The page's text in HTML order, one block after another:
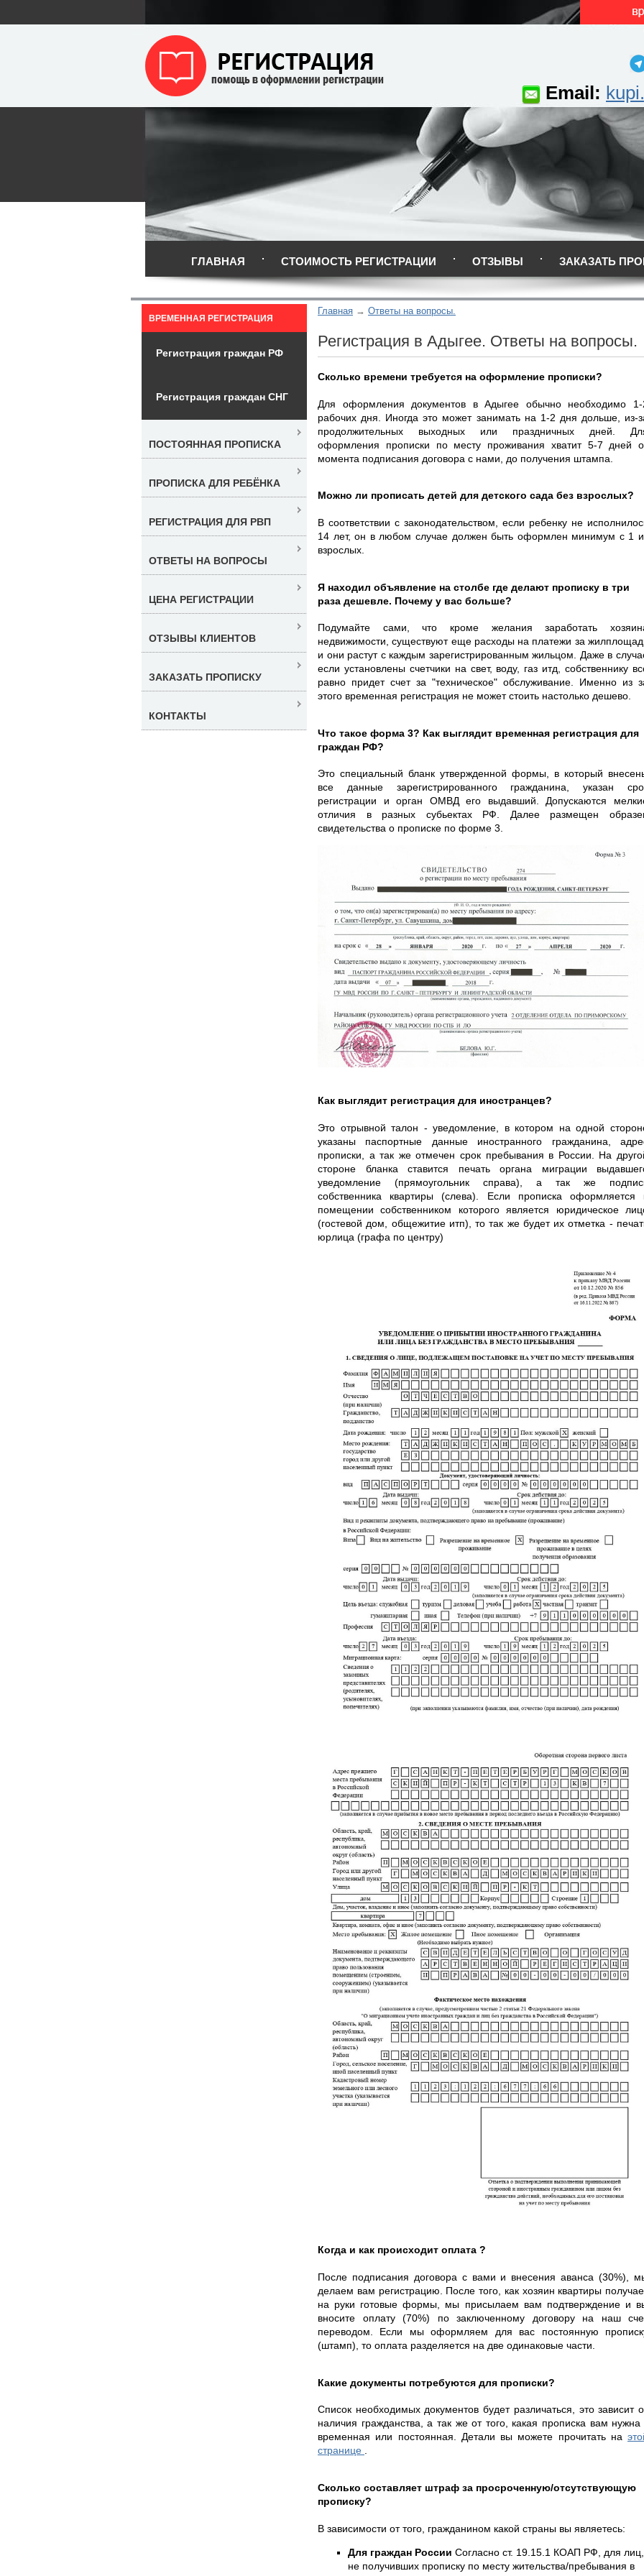
Email:
ГЛАВНАЯ СТОИМОСТЬ РЕГИСТРАЦИИ ОТЗЫВЫ ЗАКАЗАТЬ
Главная Ответы на вопросы.
Регистрация в Адыгее. Ответы на вопросы.
Сколько времени требуется на оформление прописки?
Для оформления документов в Адыгее обычно необходимо 1-
рабочих дня. Иногда это может занимать на 1-2 дня дольше, из-
продолжительных выходных или праздничных дней.
оформления прописки по месту проживания хватит 5-7 дней
момента подписания договора с нами, до получения штампа.
Можно ли прописать детей для детского сада без взрослых?
В соответствии с законодательством, если ребенку не
14 лет, он в любом случае должен быть оформлен минимум с 1
взрослых.
Я находил объявление на столбе где делают прописку в три
раза дешевле. Почему у вас больше?
Подумайте сами, что кроме желания заработать
недвижимости, существуют еще расходы на платежи за
и они растут с каждым зарегистрированным жильцом. Даже в
если установлены счетчики на свет, воду, газ итд, собственнику
равно придет счет за "техническое" обслуживание. Именно из
этого временная регистрация не может стоить настолько дешево.
Что такое форма 3? Как выглядит временная регистрация для
граждан РФ?
Это специальный бланк утвержденной формы, в который
все данные зарегистрированного гражданина, указан
регистрации и орган ОМВД его выдавший. Допускаются
отличия в разных субьектах РФ. Далее размещен
свидетельства о прописке по форме 3.
Как выглядит регистрация для иностранцев?
Это отрывной талон - уведомление, в котором на одной
указаны паспортные данные иностранного гражданина,
прописки, а так же отмечен срок пребывания в России. На
стороне бланка ставится печать органа миграции
уведомление (прямоугольник справа), а так же
собственника квартиры (слева). Если прописка оформляется
помещении собственником которого является юридическое
(гостевой дом, общежитие итп), то так же будет их отметка -
юрлица (графа по центру)
Когда и как происходит оплата ?
После подписания договора с вами и внесения аванса (30%),
делаем вам регистрацию. После того, как хозяин квартиры
на руки готовые формы, мы присылаем вам подтверждение и
вносите оплату (70%) по заключенному договору на наш
переводом. Если мы оформляем для вас постоянную
(штамп), то оплата разделяется на две одинаковые части.
Какие документы потребуются для прописки?
Список необходимых документов будет различаться, это зависит
наличия гражданства, а так же от того, какая прописка вам нужна
временная или постоянная. Детали вы можете прочитать на
странице .
Сколько составляет штраф за просроченную/отсутствующую
прописку?
В зависимости от того, гражданином какой страны вы являетесь:
Для граждан России Согласно ст. 19.15.1 КОАП РФ, для лиц,
не получивших прописку по месту жительства/пребывания в
ВРЕМЕННАЯ РЕГИСТРАЦИЯ
Регистрация граждан РФ
Регистрация граждан СНГ
ПОСТОЯННАЯ ПРОПИСКА
ПРОПИСКА ДЛЯ РЕБЁНКА
РЕГИСТРАЦИЯ ДЛЯ РВП
ОТВЕТЫ НА ВОПРОСЫ
ЦЕНА РЕГИСТРАЦИИ
ОТЗЫВЫ КЛИЕНТОВ
ЗАКАЗАТЬ ПРОПИСКУ
КОНТАКТЫ